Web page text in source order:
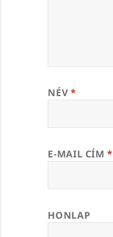
NÉV *
E-MAIL CÍM*
HONLAP